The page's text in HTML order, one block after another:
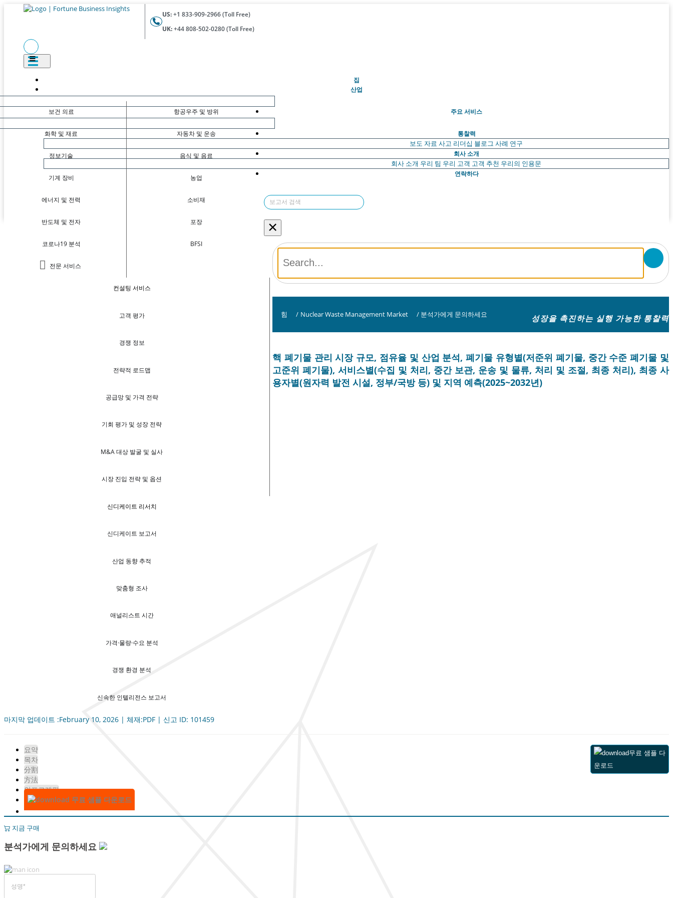
US:+1 833-909-2966 (Toll Free)
UK:+44 808-502-0280 (Toll Free)
집(현재의)
산업
보건 의료
화학 및 재료
정보기술
기계 장비
에너지 및 전력
반도체 및 전자
코로나19 분석
전문 서비스
항공우주 및 방위
자동차 및 운송
음식 및 음료
농업
소비재
포장
BFSI
주요 서비스
컨설팅 서비스
고객 평가
경쟁 정보
전략적 로드맵
공급망 및 가격 전략
기회 평가 및 성장 전략
M&A 대상 발굴 및 실사
시장 진입 전략 및 옵션
신디케이트 리서치
신디케이트 보고서
산업 동향 추적
맞춤형 조사
애널리스트 시간
가격·물량·수요 분석
경쟁 환경 분석
신속한 인텔리전스 보고서
통찰력
보도 자료 사고 리더십 블로그 사례 연구
회사 소개
회사 소개 우리 팀 우리 고객 고객 추천 우리의 인용문
연락하다
×
힘 / Nuclear Waste Management Market / 분석가에게 문의하세요 성장을 촉진하는 실행 가능한 통찰력
핵 폐기물 관리 시장 규모, 점유율 및 산업 분석, 폐기물 유형별(저준위 폐기물, 중간 수준 폐기물 및
고준위 폐기물), 서비스별(수집 및 처리, 중간 보관, 운송 및 물류, 처리 및 조절, 최종 처리), 최종 사
용자별(원자력 발전 시설, 정부/국방 등) 및 지역 예측(2025~2032년)
마지막 업데이트 :February 10, 2026 | 체재:PDF | 신고 ID: 101459
요약
목차
分割
方法
인포그래픽
무료 샘플 다운로드
무료 샘플 다
운로드
지금 구매
분석가에게 문의하세요